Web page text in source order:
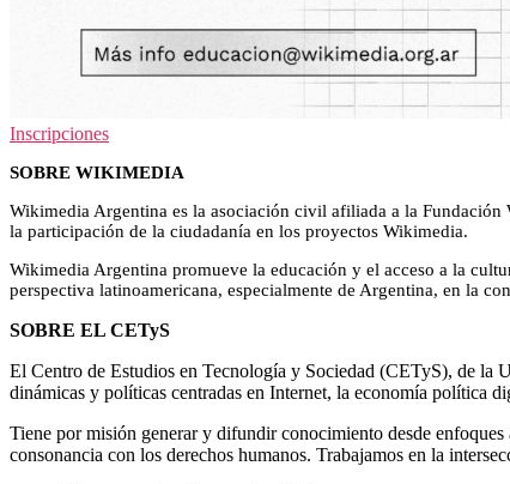
Inscripciones
SOBRE WIKIMEDIA
Wikimedia Argentina es la asociación civil afiliada a la
la participación de la ciudadanía en los proyectos Wikimedia.
Wikimedia Argentina promueve la educación y el acceso a la
perspectiva latinoamericana, especialmente de Argentina, en la
SOBRE EL CETyS
El Centro de Estudios en Tecnología y Sociedad (CETyS), de la
dinámicas y políticas centradas en Internet, la economía política
Tiene por misión generar y difundir conocimiento desde
consonancia con los derechos humanos. Trabajamos en la